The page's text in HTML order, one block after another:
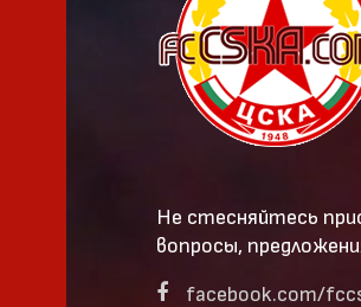
Не стесняйтесь
вопросы,
facebook.com/